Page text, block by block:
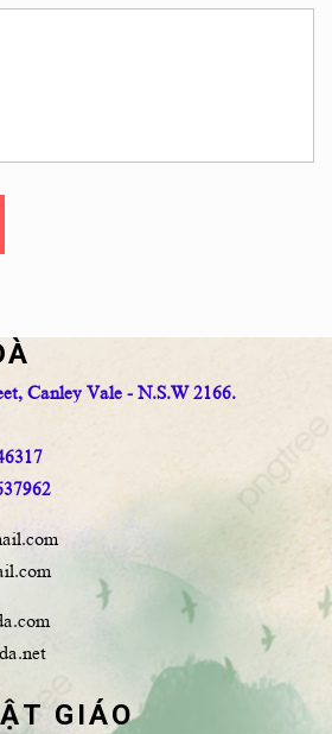
Canley Vale - N.S.W 2166.
GIÁO